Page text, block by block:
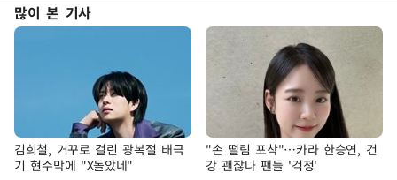
많이 본 기사
김희철, 거꾸로 걸린 광복절 태극
기 현수막에 "X돌았네"
"손 떨림 포착"…카라 한승연, 건
강 괜찮나 팬들 '걱정'